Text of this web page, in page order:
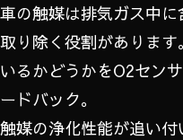
車の触媒は排気ガス中
取り除く役割がありま
いるかどうかをO2セン
ードバック。
触媒の浄化性能が追い